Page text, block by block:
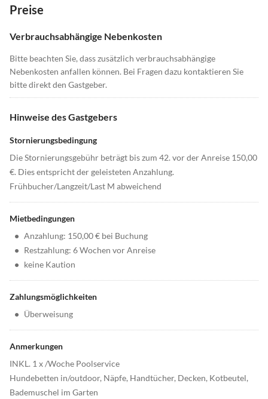
Preise
Verbrauchsabhängige Nebenkosten
Bitte beachten Sie, dass zusätzlich verbrauchsabhängige
Nebenkosten anfallen können. Bei Fragen dazu kontaktieren Sie
bitte direkt den Gastgeber.
Hinweise des Gastgebers
Stornierungsbedingung
Die Stornierungsgebühr beträgt bis zum 42. vor der Anreise 150,00
€. Dies entspricht der geleisteten Anzahlung.
Frühbucher/Langzeit/Last M abweichend
Mietbedingungen
• Anzahlung: 150,00 € bei Buchung
• Restzahlung: 6 Wochen vor Anreise
• keine Kaution
Zahlungsmöglichkeiten
• Überweisung
Anmerkungen
INKL. 1 x /Woche Poolservice
Hundebetten in/outdoor, Näpfe, Handtücher, Decken, Kotbeutel,
Bademuschel im Garten